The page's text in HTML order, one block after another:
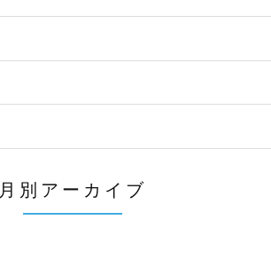
月別アーカイブ